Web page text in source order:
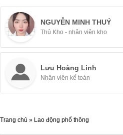
NGUYỄN MINH THUÝ
Thủ Kho - nhân viên kho
Lưu Hoàng Linh
Nhân viên kế toán
Trang chủ » Lao động phổ thông